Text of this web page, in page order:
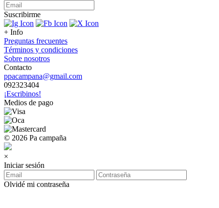
Suscribirme
+ Info
Preguntas frecuentes
Términos y condiciones
Sobre nosotros
Contacto
ppacampana@gmail.com
092323404
¡Escribinos!
Medios de pago
© 2026 Pa campaña
×
Iniciar sesión
Olvidé mi contraseña